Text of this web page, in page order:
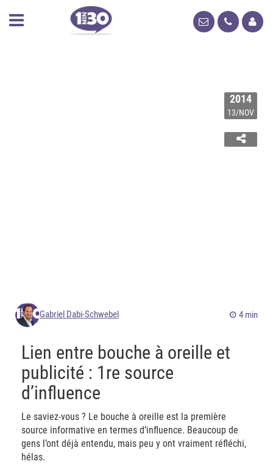
2014
13/NOV
Gabriel Dabi-Schwebel 4 min
Lien entre bouche à oreille et
publicité : 1re source
d’influence
Le saviez-vous ? Le bouche à oreille est la première
source informative en termes d’influence. Beaucoup de
gens l’ont déjà entendu, mais peu y ont vraiment réfléchi,
hélas.